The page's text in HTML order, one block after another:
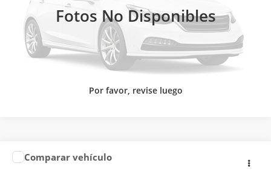
Fotos No Disponibles
Por favor, revise luego
2026NISSAN VERSA ADVANCE CVT
Precio: Llámanos para Obtener el Precio
Comparar vehículo